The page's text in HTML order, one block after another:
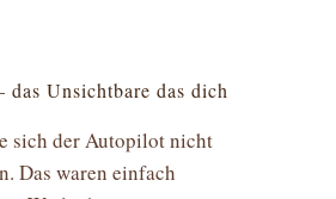
Unsichtbare das dich
sich der Autopilot nicht
Das waren einfach